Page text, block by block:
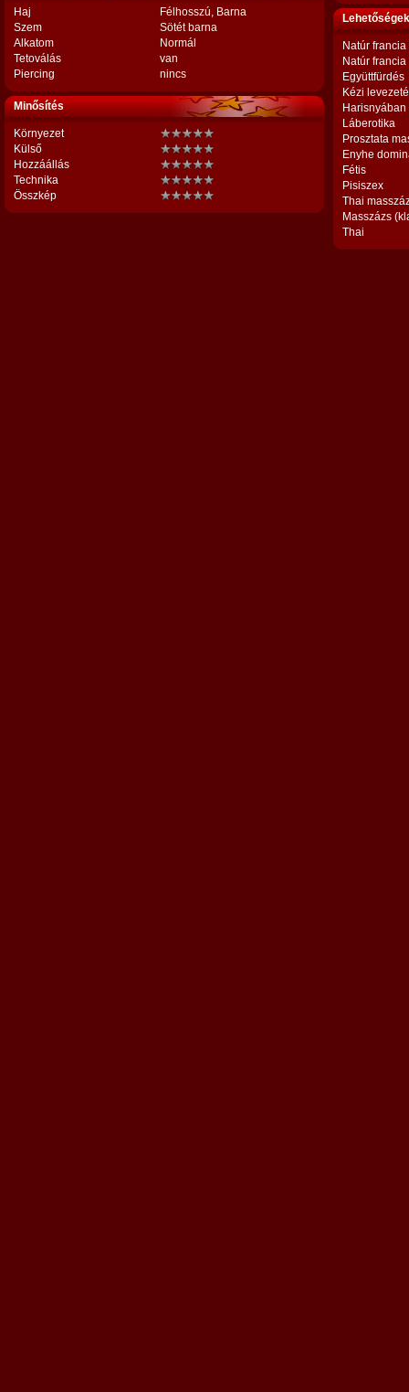
Haj
Félhosszú, Barna
Szem
Sötét barna
Alkatom
Normál
Tetoválás
van
Piercing
nincs
Minősítés
Környezet
Külső
Hozzáállás
Technika
Összkép
Natúr francia
Natúr
Együttfürdés
Kézi
Harisnyában
Láberotika
Prosztata
Enyhe
Fétis
Pisiszex
Thai
Masszázs
Thai